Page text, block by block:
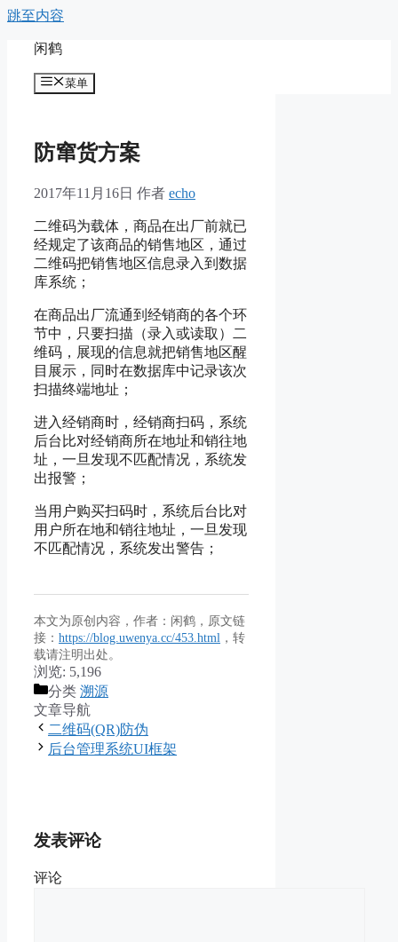
跳至内容
闲鹤
菜单
防窜货方案
2017年11月16日 作者 echo
二维码为载体，商品在出厂前就已
经规定了该商品的销售地区，通过
二维码把销售地区信息录入到数据
库系统；
在商品出厂流通到经销商的各个环
节中，只要扫描（录入或读取）二
维码，展现的信息就把销售地区醒
目展示，同时在数据库中记录该次
扫描终端地址；
进入经销商时，经销商扫码，系统
后台比对经销商所在地址和销往地
址，一旦发现不匹配情况，系统发
出报警；
当用户购买扫码时，系统后台比对
用户所在地和销往地址，一旦发现
不匹配情况，系统发出警告；
本文为原创内容，作者：闲鹤，原文链
接： https://blog.uwenya.cc/453.html ，转
载请注明出处。
浏览: 5,196
分类 溯源
文章导航
二维码(QR)防伪
后台管理系统UI框架
发表评论
评论